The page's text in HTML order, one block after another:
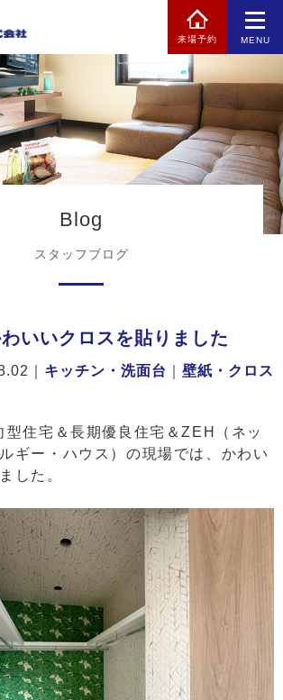
来場予約 MENU
Blog
スタッフブログ
わいいクロスを貼りました
キッチン・洗面台 壁紙・クロス
型住宅＆長期優良住宅＆ZEH（ネッ
ギー・ハウス）の現場では、かわい
した。